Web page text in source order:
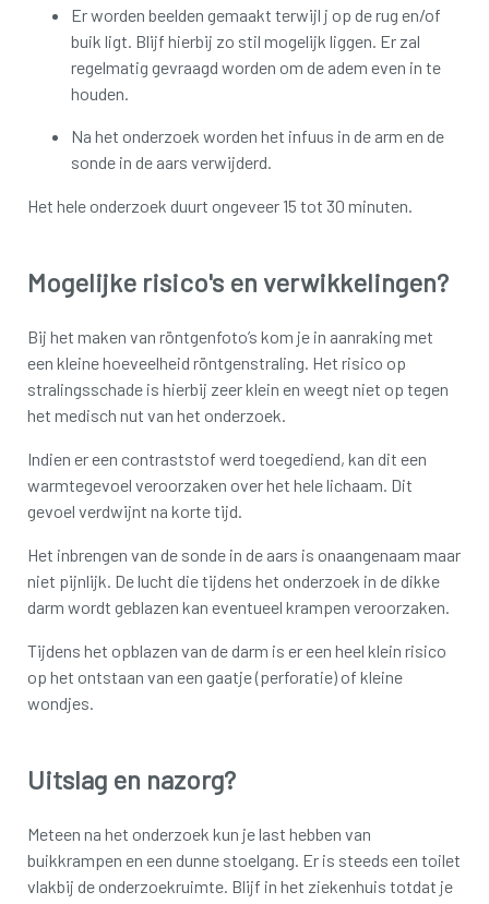
Er worden beelden gemaakt terwijl j op de rug en/of
buik ligt. Blijf hierbij zo stil mogelijk liggen. Er zal
regelmatig gevraagd worden om de adem even in te
houden.
Na het onderzoek worden het infuus in de arm en de
sonde in de aars verwijderd.
Het hele onderzoek duurt ongeveer 15 tot 30 minuten.
Mogelijke risico's en verwikkelingen?
Bij het maken van röntgenfoto’s kom je in aanraking met
een kleine hoeveelheid röntgenstraling. Het risico op
stralingsschade is hierbij zeer klein en weegt niet op tegen
het medisch nut van het onderzoek.
Indien er een contraststof werd toegediend, kan dit een
warmtegevoel veroorzaken over het hele lichaam. Dit
gevoel verdwijnt na korte tijd.
Het inbrengen van de sonde in de aars is onaangenaam maar
niet pijnlijk. De lucht die tijdens het onderzoek in de dikke
darm wordt geblazen kan eventueel krampen veroorzaken.
Tijdens het opblazen van de darm is er een heel klein risico
op het ontstaan van een gaatje (perforatie) of kleine
wondjes.
Uitslag en nazorg?
Meteen na het onderzoek kun je last hebben van
buikkrampen en een dunne stoelgang. Er is steeds een toilet
vlakbij de onderzoekruimte. Blijf in het ziekenhuis totdat je